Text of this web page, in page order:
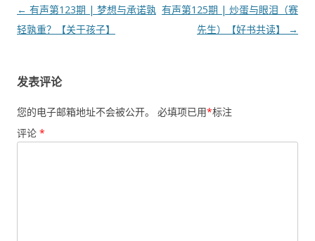
文
章
← 有声第123期 | 梦想与承诺孰
轻孰重？【关于孩子】
有声第125期 | 炒蛋与眼泪（赛
先生）【好书共读】
→
发表评论
您的电子邮箱地址不会被公开。 必填项已用*标注
评论 *